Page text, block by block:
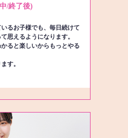
/終了後)
るお子様でも、毎日続けて
思えるようになります。
ると楽しいからもっとやる
す。